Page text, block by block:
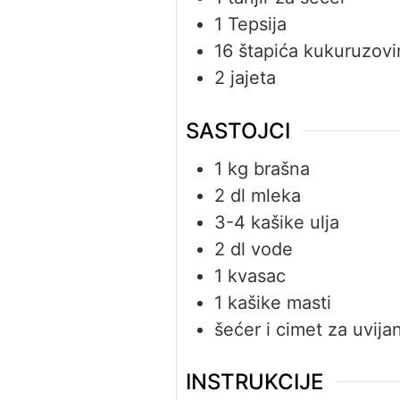
1 Tepsija
16 štapića
2 jajeta
SASTOJCI
1 kg brašna
2 dl mleka
3-4 kašike ulja
2 dl vode
1 kvasac
1 kašike masti
šećer i cimet za
INSTRUKCIJE